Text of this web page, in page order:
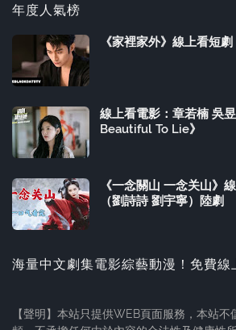
年度人氣榜
《家裡家外》線上看短
線上看電影：章若楠 吳
Beautiful To Lie》
《一念關山 一念关山》
（劉詩詩 劉宇寧）陸劇
海量中文劇集電影綜藝動漫！免費線
【聲明】本站只提供WEB頁面服務，本站不